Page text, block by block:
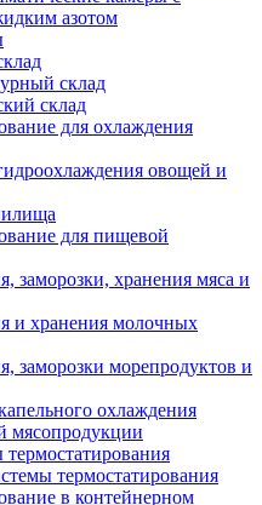
азотом
склад
склад
для охлаждения
овощей и
для пищевой
заморозки, хранения мяса и
и хранения молочных
заморозки морепродуктов и
охлаждения
мясопродукции
термостатирования
в контейнерном